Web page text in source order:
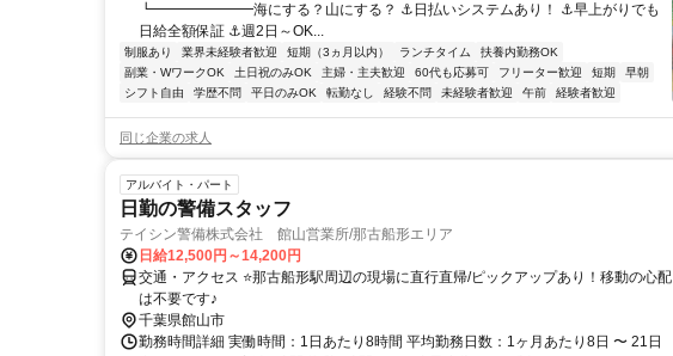
┗━━━━━━━海にする？山にする？ ⚓日払いシステムあり！ ⚓早上がりでも
日給全額保証 ⚓週2日～OK...
制服あり 業界未経験者歓迎 短期（3ヵ月以内） ランチタイム
扶養内勤務OK
副業・WワークOK
土日祝のみOK 主婦・主夫歓迎 60代も応募可 フリーター歓迎 短期
早朝
シフト自由
学歴不問 平日のみOK 転勤なし 経験不問 未経験者歓迎 午前 経験者歓迎
同じ企業の求人
アルバイト・パート
日勤の警備スタッフ
テイシン警備株式会社 館山営業所/那古船形エリア
日給12,500円～14,200円
交通・アクセス ⭐那古船形駅周辺の現場に直行直帰/ピックアップあり！移動の心配
は不要です♪
千葉県館山市
勤務時間詳細 実働時間：1日あたり8時間 平均勤務日数：1ヶ月あたり8日 〜 21日